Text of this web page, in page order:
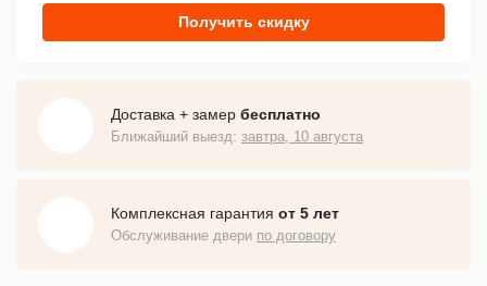
Получить скидку
Доставка + замер бесплатно
Ближайший выезд: завтра, 10 августа
Комплексная гарантия от 5 лет
Обслуживание двери по договору